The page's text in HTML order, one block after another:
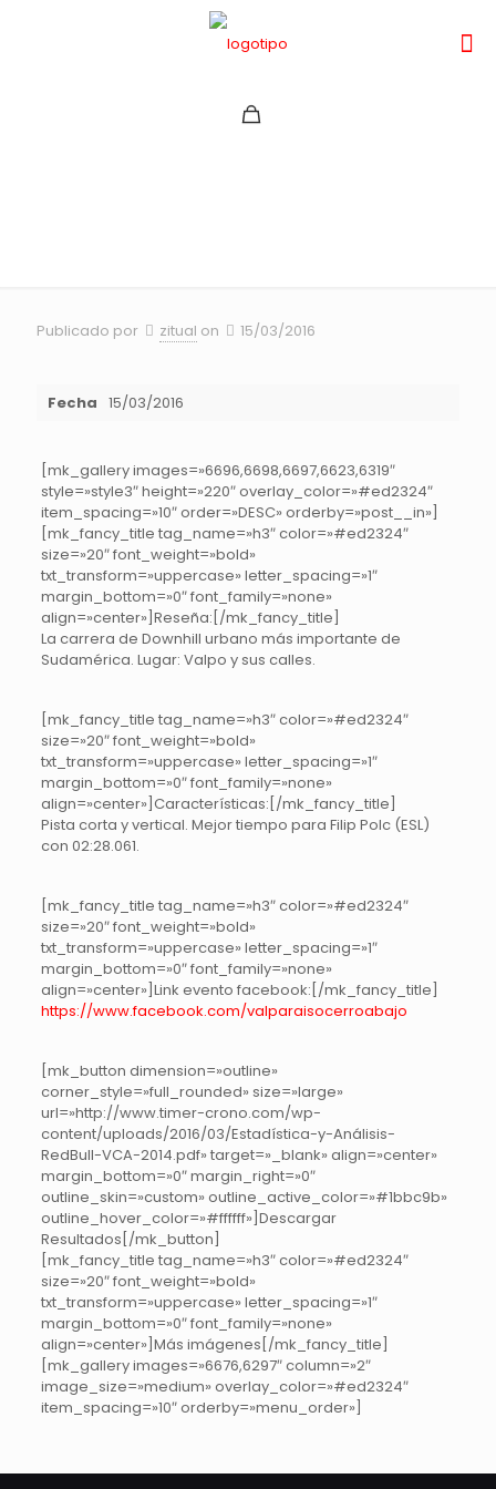
Publicado por zitual on 15/03/2016
Fecha 15/03/2016
[mk_gallery images=»6696,6698,6697,6623,6319″
style=»style3″ height=»220″ overlay_color=»#ed2324″
item_spacing=»10″ order=»DESC» orderby=»post__in»]
[mk_fancy_title tag_name=»h3″ color=»#ed2324″
size=»20″ font_weight=»bold»
txt_transform=»uppercase» letter_spacing=»1″
margin_bottom=»0″ font_family=»none»
align=»center»]Reseña:[/mk_fancy_title]
La carrera de Downhill urbano más importante de
Sudamérica. Lugar: Valpo y sus calles.
[mk_fancy_title tag_name=»h3″ color=»#ed2324″
size=»20″ font_weight=»bold»
txt_transform=»uppercase» letter_spacing=»1″
margin_bottom=»0″ font_family=»none»
align=»center»]Características:[/mk_fancy_title]
Pista corta y vertical. Mejor tiempo para Filip Polc (ESL)
con 02:28.061.
[mk_fancy_title tag_name=»h3″ color=»#ed2324″
size=»20″ font_weight=»bold»
txt_transform=»uppercase» letter_spacing=»1″
margin_bottom=»0″ font_family=»none»
align=»center»]Link evento facebook:[/mk_fancy_title]
https://www.facebook.com/valparaisocerroabajo
[mk_button dimension=»outline»
corner_style=»full_rounded» size=»large»
url=»http://www.timer-crono.com/wp-
content/uploads/2016/03/Estadística-y-Análisis-
RedBull-VCA-2014.pdf» target=»_blank» align=»center»
margin_bottom=»0″ margin_right=»0″
outline_skin=»custom» outline_active_color=»#1bbc9b»
outline_hover_color=»#ffffff»]Descargar
Resultados[/mk_button]
[mk_fancy_title tag_name=»h3″ color=»#ed2324″
size=»20″ font_weight=»bold»
txt_transform=»uppercase» letter_spacing=»1″
margin_bottom=»0″ font_family=»none»
align=»center»]Más imágenes[/mk_fancy_title]
[mk_gallery images=»6676,6297″ column=»2″
image_size=»medium» overlay_color=»#ed2324″
item_spacing=»10″ orderby=»menu_order»]